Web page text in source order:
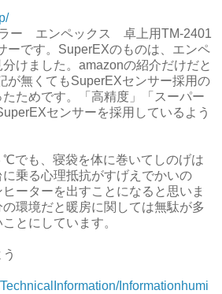
ー エンペックス 卓上用TM-2401
ーです。SuperEXのものは、エンペ
けました。amazonの紹介だけだと
が無くてもSuperEXセンサー採用の
ためです。「高精度」「スーパー
センサーを採用しているよう
℃でも、寝袋を体に巻いてしのげは
乗る心理抵抗がすげえでかいの
ーターを出すことになると思いま
環境だと暖房に関しては無駄が多
とにしています。
Informationhumi